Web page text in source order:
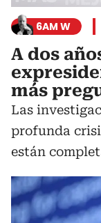
6AM W
A dos
más
Las
profunda
están